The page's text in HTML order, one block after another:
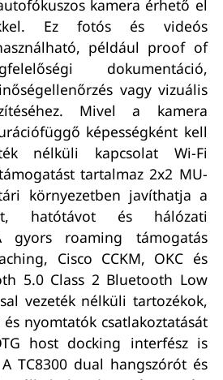
kamera érhető el
Ez fotós és videós
például proof of
dokumentáció,
vagy vizuális
Mivel a kamera
képességként kell
nélküli kapcsolat Wi-Fi
tartalmaz 2x2 MU-
környezetben javíthatja a
hatótávot és hálózati
gyors roaming támogatás
Cisco CCKM, OKC és
5.0 Class 2 Bluetooth Low
vezeték nélküli tartozékok,
nyomtatók csatlakoztatását
host docking interfész is
TC8300 dual hangszórót és